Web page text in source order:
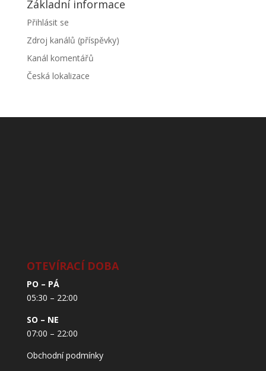
Základní informace
Přihlásit se
Zdroj kanálů (příspěvky)
Kanál komentářů
Česká lokalizace
OTEVÍRACÍ DOBA
PO – PÁ
05:30 – 22:00
SO – NE
07:00 – 22:00
Obchodní podmínky